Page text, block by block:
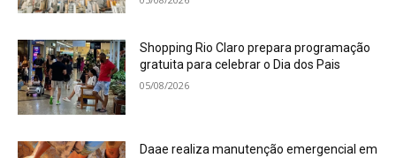
Shopping Rio Claro prepara programação
gratuita para celebrar o Dia dos Pais
05/08/2026
Daae realiza manutenção emergencial em